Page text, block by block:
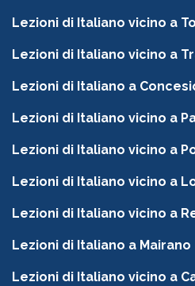
Lezioni di Italiano vicino a
Lezioni di Italiano vicino a
Lezioni di Italiano a
Lezioni di Italiano vicino a
Lezioni di Italiano vicino a
Lezioni di Italiano vicino a
Lezioni di Italiano vicino a
Lezioni di Italiano a Mairano
Lezioni di Italiano vicino a